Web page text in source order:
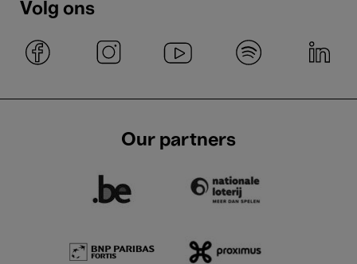
Volg ons
Our partners